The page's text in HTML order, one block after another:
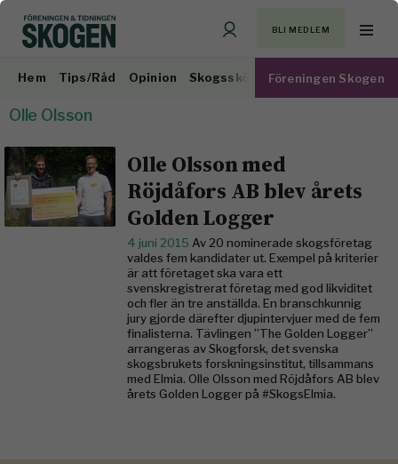
BLI MEDLEM
Hem Tips/Råd Opinion Skogsskötsel Virkesmarknad
Föreningen Skogen
Olle Olsson
Olle Olsson med
Röjdåfors AB blev årets
Golden Logger
4 juni 2015 Av 20 nominerade skogsföretag
valdes fem kandidater ut. Exempel på kriterier
är att företaget ska vara ett
svenskregistrerat företag med god likviditet
och fler än tre anställda. En branschkunnig
jury gjorde därefter djupintervjuer med de fem
finalisterna. Tävlingen ”The Golden Logger”
arrangeras av Skogforsk, det svenska
skogsbrukets forskningsinstitut, tillsammans
med Elmia. Olle Olsson med Röjdåfors AB blev
årets Golden Logger på #SkogsElmia.